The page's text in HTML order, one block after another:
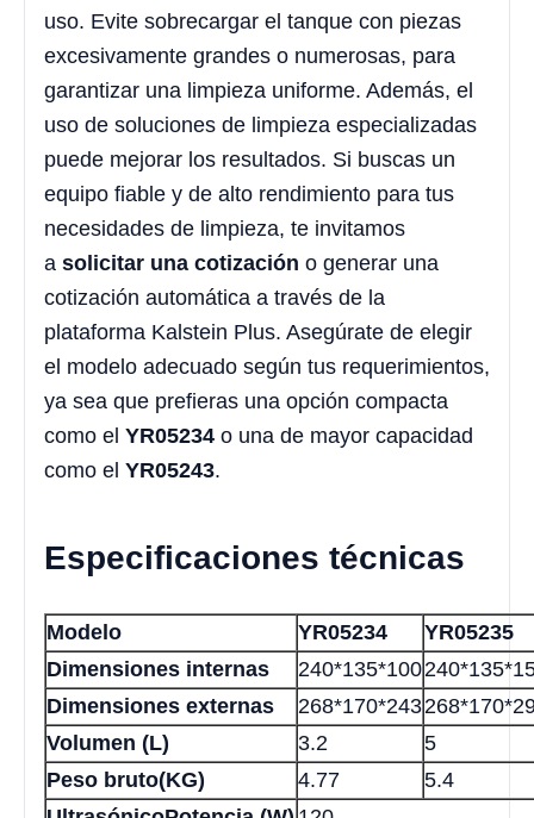
uso. Evite sobrecargar el tanque con piezas
excesivamente grandes o numerosas, para
garantizar una limpieza uniforme. Además, el
uso de soluciones de limpieza especializadas
puede mejorar los resultados. Si buscas un
equipo fiable y de alto rendimiento para tus
necesidades de limpieza, te invitamos
a solicitar una cotización o generar una
cotización automática a través de la
plataforma Kalstein Plus. Asegúrate de elegir
el modelo adecuado según tus requerimientos,
ya sea que prefieras una opción compacta
como el YR05234 o una de mayor capacidad
como el YR05243.
Especificaciones técnicas
Modelo YR05234
YR05235
Dimensiones internas
240*135*100
Dimensiones externas
268*170*243
Volumen (L)
3.2
5
Peso bruto(KG)
4.77
5.4